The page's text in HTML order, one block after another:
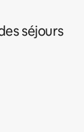
séjours